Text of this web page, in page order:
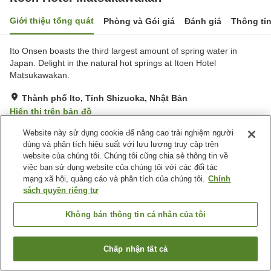
Giới thiệu tổng quát Phòng và Gói giá Đánh giá Thông
Ito Onsen boasts the third largest amount of spring water in
Japan. Delight in the natural hot springs at Itoen Hotel
Matsukawakan.
Thành phố Ito, Tỉnh Shizuoka, Nhật Bản
Hiển thị trên bản đồ
Tốt Đánh giá:547lượt
Tiện nghi chỗ nghỉ
Bãi đỗ xe
Spa / Salon
Hồ bơi
Trang chủ Nhật Bản Tỉnh Shizuoka
Thành phố Ito
Itoen Hotel Matsukawakan
Tìm phòng trống
Website này sử dụng cookie để nâng cao trải nghiệm người
dùng và phân tích hiệu suất với lưu lượng truy cập trên
website của chúng tôi. Chúng tôi cũng chia sẻ thông tin về
việc bạn sử dụng website của chúng tôi với các đối tác
mạng xã hội, quảng cáo và phân tích của chúng tôi. Chính
sách quyền riêng tư
Không bán thông tin cá nhân của tôi
Chấp nhận tất cả